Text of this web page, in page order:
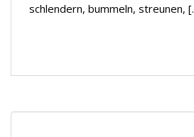
schlendern, bummeln, streunen,